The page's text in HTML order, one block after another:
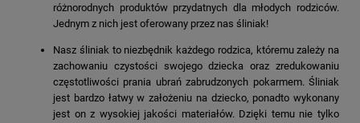
różnorodnych produktów przydatnych dla młodych rodziców.
Jednym z nich jest oferowany przez nas śliniak!
Nasz śliniak to niezbędnik każdego rodzica, któremu zależy na
zachowaniu czystości swojego dziecka oraz zredukowaniu
częstotliwości prania ubrań zabrudzonych pokarmem. Śliniak
jest bardzo łatwy w założeniu na dziecko, ponadto wykonany
jest on z wysokiej jakości materiałów. Dzięki temu nie tylko